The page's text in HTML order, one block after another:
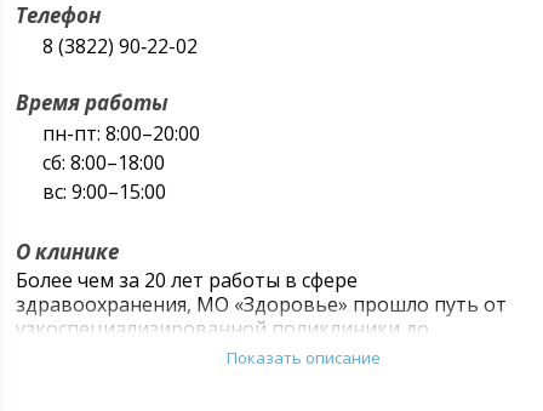
Телефон
8 (3822) 90‑22-02
Время работы
пн-пт: 8:00–20:00
сб: 8:00–18:00
вс: 9:00–15:00
О клинике
Более чем за 20 лет работы в сфере
здравоохранения, МО «Здоровье» прошло путь от
узкоспециализированной поликлиники до
многопрофильного медицинского центра. Сегодня
Показать описание